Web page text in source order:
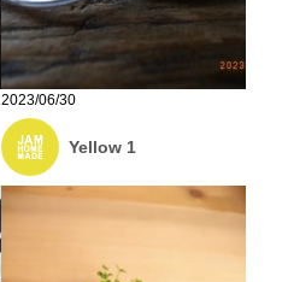
2023/06/30
Yellow 1